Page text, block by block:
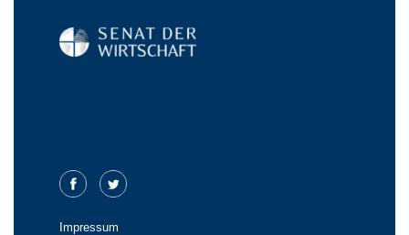
Impressum